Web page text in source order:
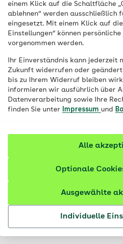
einem Klick auf die Schaltfläche
ablehnen“ werden ausschließlich
eingesetzt. Mit einem Klick auf
Einstellungen“ können
vorgenommen werden.
Ihr Einverständnis kann jederzeit
Zukunft widerrufen oder
bis zu Ihrem Widerruf bleiben
informieren wir ausführlich über
Datenverarbeitung sowie Ihre
finden Sie unter
Impressum und
Individuelle
Ausgewählte
Optionale
Alle
Job
212 Stellenangebote
Fachkraft
Vertrags-/
Teilzeit | Befristet bis
Möglichkeit
Standort: Stuttgart